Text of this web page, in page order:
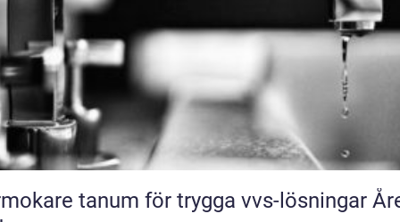
tanum för trygga vvs-lösningar